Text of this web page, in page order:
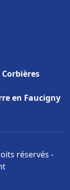
en Faucigny
réservés -